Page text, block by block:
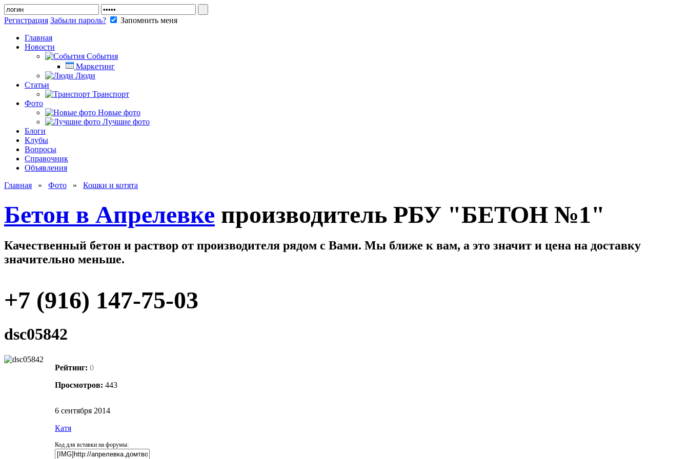
Регистрация Забыли пароль?
Запомнить меня
Главная
Новости
События
Маркетинг
Люди
Статьи
Транспорт
Фото
Новые фото
Лучшие фото
Блоги
Клубы
Вопросы
Справочник
Объявления
Главная » Фото » Кошки и котята
Бетон в Апрелевке производитель РБУ "БЕТОН №1"
Качественный бетон и раствор от производителя рядом с Вами. Мы ближе к вам, а это значит и цена на доставку
значительно меньше.
+7 (916) 147-75-03
dsc05842
Рейтинг: 0
Просмотров: 443
6 сентября 2014
Катя
Код для вставки на форумы: